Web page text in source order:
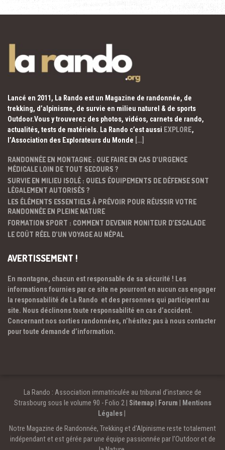
Lancé en 2011, La Rando est un Magazine de randonnée, de
trekking, d’alpinisme, de survie en milieu naturel & de sports
Outdoor.Vous y trouverez des photos, vidéos, carnets de rando,
actualités, tests de matériels. La Rando c’est aussi EXPLORE,
l’Association des Explorateurs du Monde […]
RANDONNÉE EN MONTAGNE : QUE FAIRE EN CAS D’URGENCE
MÉDICALE LOIN DE TOUT SECOURS ?
SURVIE EN MILIEU ISOLÉ : QUELS ÉQUIPEMENTS DE DÉFENSE SONT
LÉGALEMENT AUTORISÉS ?
LES ÉLÉMENTS ESSENTIELS À PRÉVOIR POUR RÉUSSIR VOTRE
RANDONNÉE EN PLEINE NATURE
FORMATION SPORT : COMMENT DEVENIR MONITEUR D’ESCALADE
LE COÛT RÉEL D’UN VOYAGE AU NÉPAL
AVERTISSEMENT !
En montagne, chacun est responsable de sa sécurité ! Les
informations fournies par ce site ne pourront en aucun cas engager
la responsabilité de La Rando et des personnes qui participent au
site. Nous déclinons toute responsabilité en cas d’accident.
Concernant nos sorties randonnées, n’hésitez pas à nous contacter
pour toute demande d’information.
La Rando : Association immatriculée au tribunal d’instance de
Strasbourg sous le volume 90 - Folio 2 | Sitemap| Forum
Mentions
Légales
Notre Magazine de Randonnée, Trekking et d'Alpinisme reste totalement
indépendant et est gérée par une équipe passionnée par l’Outdoor et de